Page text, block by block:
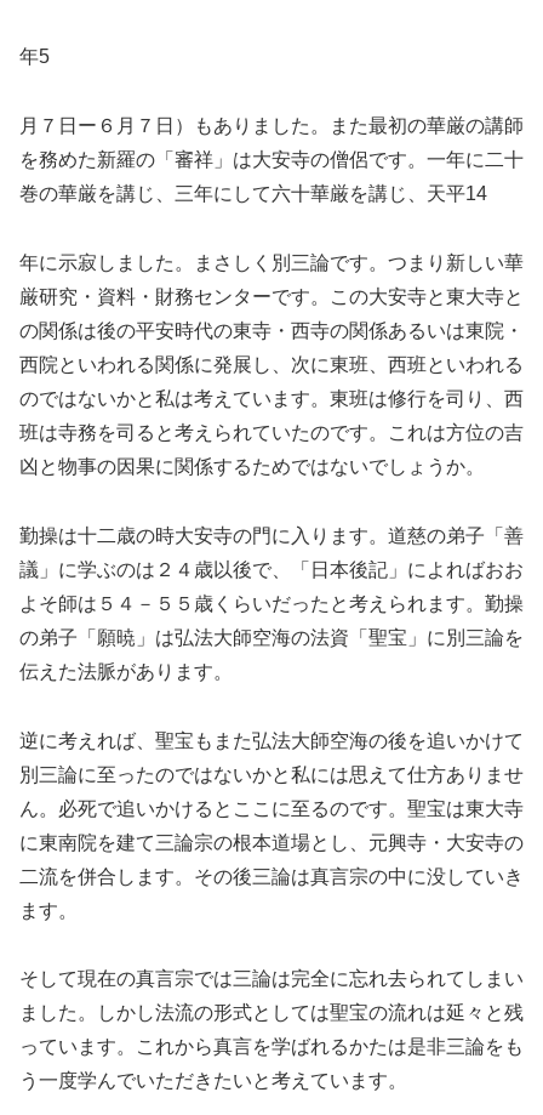
年5
月７日ー６月７日）もありました。また最初の華厳の講師
を務めた新羅の「審祥」は大安寺の僧侶です。一年に二十
巻の華厳を講じ、三年にして六十華厳を講じ、天平14
年に示寂しました。まさしく別三論です。つまり新しい華
厳研究・資料・財務センターです。この大安寺と東大寺と
の関係は後の平安時代の東寺・西寺の関係あるいは東院・
西院といわれる関係に発展し、次に東班、西班といわれる
のではないかと私は考えています。東班は修行を司り、西
班は寺務を司ると考えられていたのです。これは方位の吉
凶と物事の因果に関係するためではないでしょうか。
勤操は十二歳の時大安寺の門に入ります。道慈の弟子「善
議」に学ぶのは２４歳以後で、「日本後記」によればおお
よそ師は５４－５５歳くらいだったと考えられます。勤操
の弟子「願暁」は弘法大師空海の法資「聖宝」に別三論を
伝えた法脈があります。
逆に考えれば、聖宝もまた弘法大師空海の後を追いかけて
別三論に至ったのではないかと私には思えて仕方ありませ
ん。必死で追いかけるとここに至るのです。聖宝は東大寺
に東南院を建て三論宗の根本道場とし、元興寺・大安寺の
二流を併合します。その後三論は真言宗の中に没していき
ます。
そして現在の真言宗では三論は完全に忘れ去られてしまい
ました。しかし法流の形式としては聖宝の流れは延々と残
っています。これから真言を学ばれるかたは是非三論をも
う一度学んでいただきたいと考えています。